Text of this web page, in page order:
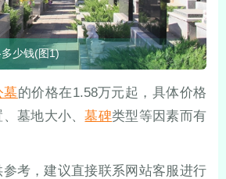
少钱(图1)
墓的价格在1.58万元起，具体价格
、墓地大小、墓碑类型等因素而有
，建议直接联系网站客服进行